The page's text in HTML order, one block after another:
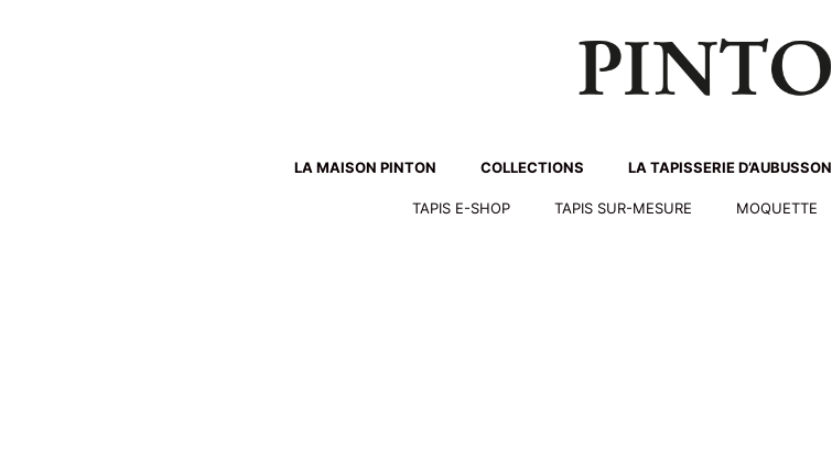
LA MAISON PINTON COLLECTIONS LA TAPISSERIE D’AUBUSSON
TAPIS E-SHOP TAPIS SUR-MESURE MOQUETTE